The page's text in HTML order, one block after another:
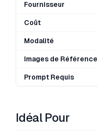
Fournisseur
Coût
Modalité
Images de Référence
Prompt Requis
Idéal Pour